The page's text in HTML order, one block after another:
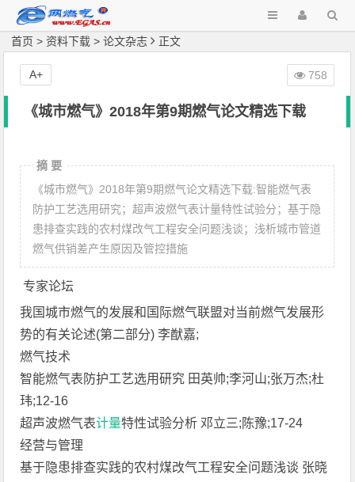
首页 >资料下载 >论文杂志 正文
《城市燃气》2018年第9期燃气论文精选下载
摘 要
《城市燃气》2018年第9期燃气论文精选下载:智能燃气表
防护工艺选用研究；超声波燃气表计量特性试验分；基于隐
患排查实践的农村煤改气工程安全问题浅谈；浅析城市管道
燃气供销差产生原因及管控措施
专家论坛
我国城市燃气的发展和国际燃气联盟对当前燃气发展形
势的有关论述(第二部分) 李猷嘉;
燃气技术
智能燃气表防护工艺选用研究 田英帅;李河山;张万杰;杜
玮;12-16
超声波燃气表计量特性试验分析 邓立三;陈豫;17-24
经营与管理
基于隐患排查实践的农村煤改气工程安全问题浅谈 张晓
758
A+